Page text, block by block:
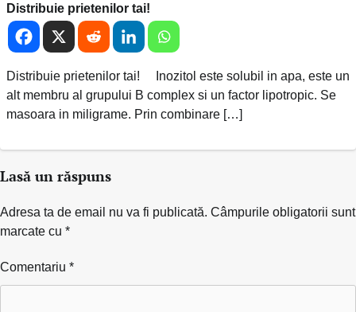
Distribuie prietenilor tai!
Distribuie prietenilor tai! Inozitol este solubil in apa, este un
alt membru al grupului B complex si un factor lipotropic. Se
masoara in miligrame. Prin combinare […]
Lasă un răspuns
Adresa ta de email nu va fi publicată. Câmpurile obligatorii sunt
marcate cu *
Comentariu *